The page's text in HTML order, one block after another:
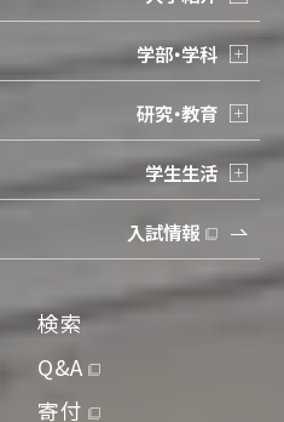
学部・学科
研究・教育
学生生活
入試情報
検索
Q&A
寄付